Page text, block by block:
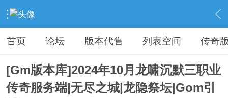
› 传奇私服专区 › 传奇商业版本免费下载 › 内容
首页 论坛 版本代售 列表空间 传奇
[Gm版本库]2024年10月龙啸沉默三职业
传奇服务端|无尽之城|龙隐祭坛|Gom引